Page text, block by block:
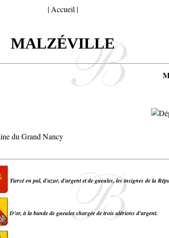
| Accueil |
MALZÉVILLE
du Grand Nancy
Tiercé en pal, d'azur, d'argent et de gueules, les insignes de la
D'or, à la bande de gueules chargée de trois alérions d'argent.